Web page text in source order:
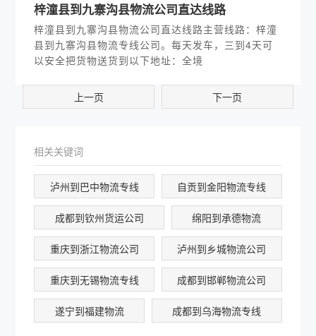
梓潼县到九寨沟县物流公司直达线路
梓潼县到九寨沟县物流公司直达线路主营线路：梓潼
县到九寨沟县物流专线公司。每天发车，三到4天可
以安全把货物送货到以下地址：全境
上一页 下一页
相关关键词
泸州到巴中物流专线 自贡到金阳物流专线
成都到钦州货运公司 绵阳到承德物流
重庆到浙江物流公司 泸州到乡城物流公司
重庆到无锡物流专线 成都到邯郸物流公司
遂宁到福建物流 成都到乌海物流专线